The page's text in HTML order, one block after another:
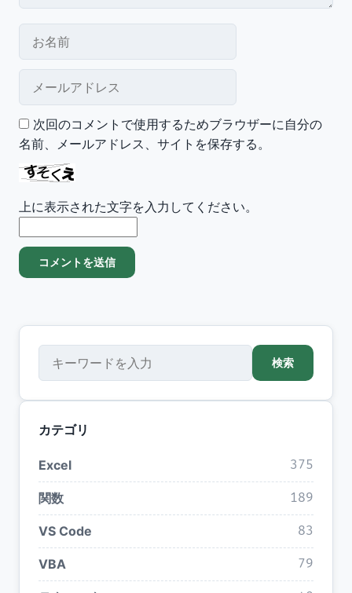
次回のコメントで使用するためブラウザーに自分の
名前、メールアドレス、サイトを保存する。
上に表示された文字を入力してください。
検索
カテゴリ
Excel 375
関数 189
VS Code 83
VBA 79